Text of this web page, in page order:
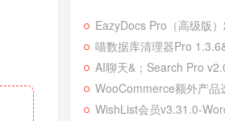
EazyDocs Pro（高级版）2.11.1；
喵数据库清理器Pro 1.3.6&raquo；高
AI聊天&；Search Pro v2.0.5版；高
WooCommerce额外产品选项v7.5.7.1；
WishList会员v3.31.0-WordPress会员网站；